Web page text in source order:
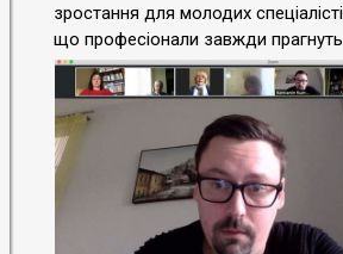
зростання для молодих
що професіонали завжди